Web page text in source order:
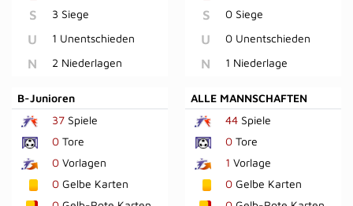
S 3 Siege
U 1 Unentschieden
N 2 Niederlagen
S 0 Siege
U 0 Unentschieden
N 1 Niederlage
B-Junioren
37 Spiele
0 Tore
0 Vorlagen
0 Gelbe Karten
ALLE MANNSCHAFTEN
44Spiele
0Tore
1 Vorlage
0Gelbe Karten